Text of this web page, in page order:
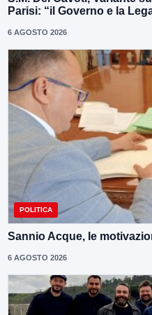
Parisi: “il Governo e la
6 AGOSTO 2026
POLITICA
Sannio Acque, le
6 AGOSTO 2026